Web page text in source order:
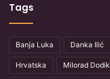
Tags
Banja Luka Danka Ilić
Hrvatska Milorad Dodik